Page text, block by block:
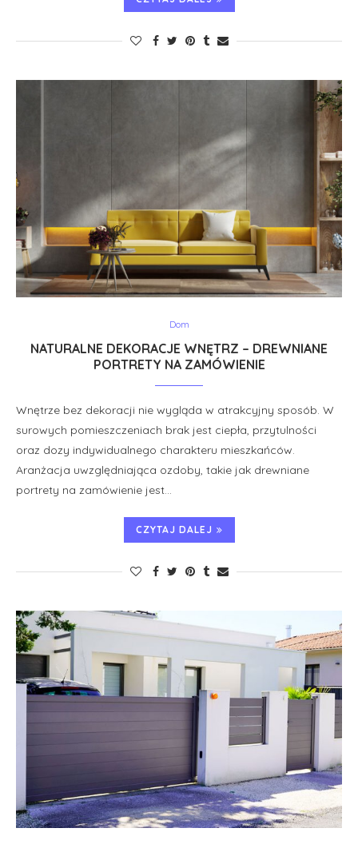
Dom
NATURALNE DEKORACJE WNĘTRZ – DREWNIANE
PORTRETY NA ZAMÓWIENIE
Wnętrze bez dekoracji nie wygląda w atrakcyjny sposób. W
surowych pomieszczeniach brak jest ciepła, przytulności
oraz dozy indywidualnego charakteru mieszkańców.
Aranżacja uwzględniająca ozdoby, takie jak drewniane
portrety na zamówienie jest…
CZYTAJ DALEJ